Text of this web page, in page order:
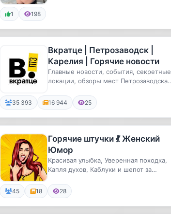
1 198
Вкратце | Петрозаводск |
Карелия | Горячие новости
Главные новости, события, секретные
локации, обзоры мест Петрозаводска
35 393 16 944 25
Горячие штучки 💃 Женский
Юмор
Красивая улыбка, Уверенная походка,
Капля духов, Каблуки и шепот за
45 18 28